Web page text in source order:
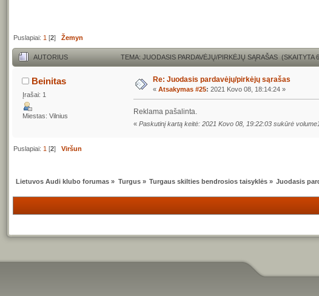
Puslapiai: 1 [2]Žemyn
AUTORIUS TEMA: JUODASIS PARDAVĖJŲ/PIRKĖJŲ SĄRAŠAS (SKAITYTA
Beinitas
Įrašai: 1
Miestas: Vilnius
Re: Juodasis pardavėjų/pirkėjų sąrašas
« Atsakymas #25: 2021 Kovo 08, 18:14:24 »
Reklama pašalinta.
« Paskutinį kartą keitė: 2021 Kovo 08, 19:22:03 sukūrė
Puslapiai: 1 [2]Viršun
Lietuvos Audi klubo forumas » Turgus» Turgaus skilties bendrosios taisyklės» Juodasis